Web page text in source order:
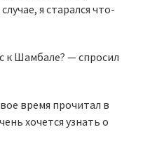
я старался что-
к Шамбале? — спросил
время прочитал в
хочется узнать о